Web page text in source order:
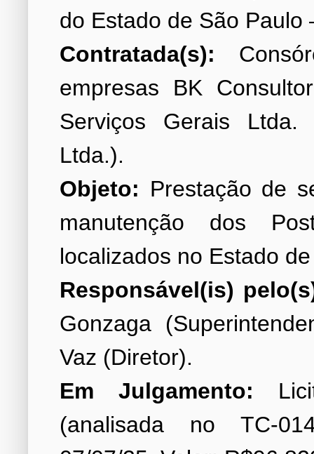
Contratada(s):
empresas BK
Serviços Gerais Ltda.
Objeto: Prestação de
manutenção dos
Responsável(is)
Gonzaga
Em Julgamento:
(analisada no TC-